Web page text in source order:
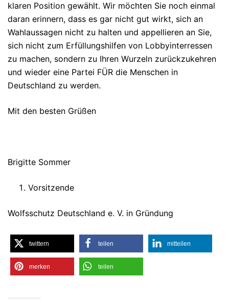
klaren Position gewählt. Wir möchten Sie noch einmal
daran erinnern, dass es gar nicht gut wirkt, sich an
Wahlaussagen nicht zu halten und appellieren an Sie,
sich nicht zum Erfüllungshilfen von Lobbyinterressen
zu machen, sondern zu Ihren Wurzeln zurückzukehren
und wieder eine Partei FÜR die Menschen in
Deutschland zu werden.
Mit den besten Grüßen
Brigitte Sommer
Vorsitzende
Wolfsschutz Deutschland e. V. in Gründung
twittern teilen mitteilen
merken teilen